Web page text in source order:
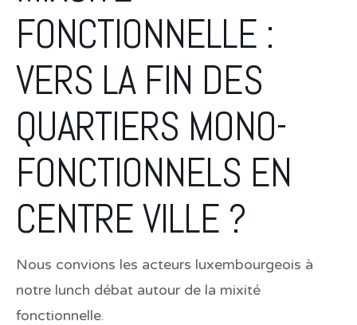
FONCTIONNELLE :
VERS LA FIN DES
QUARTIERS MONO-
FONCTIONNELS EN
CENTRE VILLE ?
Nous convions les acteurs luxembourgeois à
notre lunch débat autour de la mixité
fonctionnelle.